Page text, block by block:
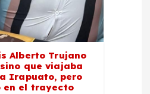
Alberto Trujano
que viajaba
Irapuato, pero
en el trayecto